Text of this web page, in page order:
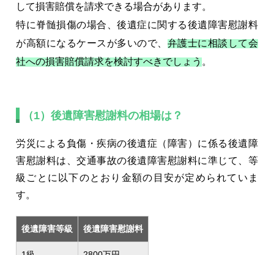
して損害賠償を請求できる場合があります。
特に脊髄損傷の場合、後遺症に関する後遺障害慰謝料
が高額になるケースが多いので、 弁護士に相談して会
社への損害賠償請求を検討すべきでしょう 。
（1）後遺障害慰謝料の相場は？
労災による負傷・疾病の後遺症（障害）に係る後遺障
害慰謝料は、交通事故の後遺障害慰謝料に準じて、等
級ごとに以下のとおり金額の目安が定められていま
す。
後遺障害等級 後遺障害慰謝料